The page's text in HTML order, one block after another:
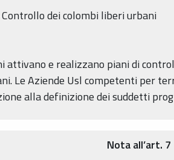
Controllo dei colombi liberi urbani
attivano e realizzano piani di
Le Aziende Usl competenti per
alla definizione dei suddetti
Nota all’art. 7